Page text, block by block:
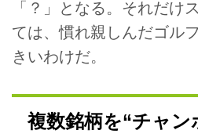
「？」となる。それだけ
ては、慣れ親しんだゴル
きいわけだ。
複数銘柄を“チャン